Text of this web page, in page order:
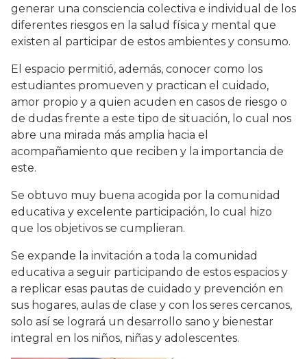
generar una consciencia colectiva e individual de los
diferentes riesgos en la salud física y mental que
existen al participar de estos ambientes y consumo.
El espacio permitió, además, conocer como los
estudiantes promueven y practican el cuidado,
amor propio y a quien acuden en casos de riesgo o
de dudas frente a este tipo de situación, lo cual nos
abre una mirada más amplia hacia el
acompañamiento que reciben y la importancia de
este.
Se obtuvo muy buena acogida por la comunidad
educativa y excelente participación, lo cual hizo
que los objetivos se cumplieran.
Se expande la invitación a toda la comunidad
educativa a seguir participando de estos espacios y
a replicar esas pautas de cuidado y prevención en
sus hogares, aulas de clase y con los seres cercanos,
solo así se logrará un desarrollo sano y bienestar
integral en los niños, niñas y adolescentes.